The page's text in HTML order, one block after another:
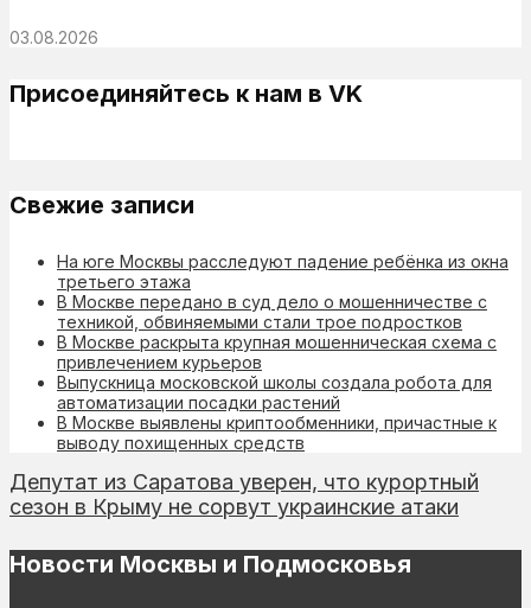
03.08.2026
Присоединяйтесь к нам в VK
Свежие записи
На юге Москвы расследуют падение ребёнка из окна
третьего этажа
В Москве передано в суд дело о мошенничестве с
техникой, обвиняемыми стали трое подростков
В Москве раскрыта крупная мошенническая схема с
привлечением курьеров
Выпускница московской школы создала робота для
автоматизации посадки растений
В Москве выявлены криптообменники, причастные к
выводу похищенных средств
Депутат из Саратова уверен, что курортный
сезон в Крыму не сорвут украинские атаки
Новости Москвы и Подмосковья